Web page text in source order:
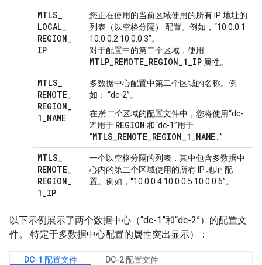
MTLS_
LOCAL_
REGION_
IP
您正在使用的当前区域使用的所有 IP 地址的
列表（以空格分隔） 配置。例如，“10.0.0.1
10.0.0.2 10.0.0.3”。
对于配置中的第二个区域，使用
MTLP_REMOTE_REGION_1_IP 属性。
MTLS_
REMOTE_
REGION_
1_NAME
多数据中心配置中第二个区域的名称。 例
如： “dc-2”。
在第二个区域的配置文件中，您将使用“dc-
2”用于 REGION 和“dc-1”用于
“MTLS_REMOTE_REGION_1_NAME.”
MTLS_
REMOTE_
REGION_
1_IP
一个以空格分隔的列表，其中包含多数据中
心内的第二个区域使用的所有 IP 地址 配
置。例如，“10.0.0.4 10.0.0.5 10.0.0.6”。
以下示例展示了两个数据中心（“dc-1”和“dc-2”）的配置文
件。 特定于多数据中心配置的属性突出显示）：
DC-1 配置文件 DC-2 配置文件